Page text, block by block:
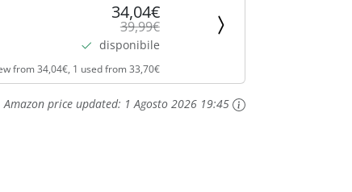
34,04€
39,99€
disponibile
from 34,04€, 1 used from 33,70€
Amazon price updated: 1 Agosto 2026 19:45